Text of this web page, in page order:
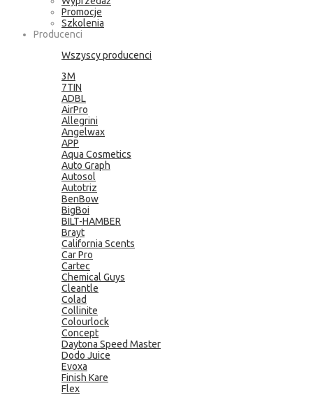
Promocje
Szkolenia
Producenci
Wszyscy producenci
3M
7TIN
ADBL
AirPro
Allegrini
Angelwax
APP
Aqua Cosmetics
Auto Graph
Autosol
Autotriz
BenBow
BigBoi
BILT-HAMBER
Brayt
California Scents
Car Pro
Cartec
Chemical Guys
Cleantle
Colad
Collinite
Colourlock
Concept
Daytona Speed Master
Dodo Juice
Evoxa
Finish Kare
Flex